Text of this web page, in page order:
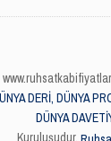
DERİ, DÜNYA
DÜNYA
Kuruluşudur.